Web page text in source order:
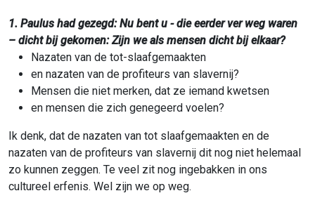
1. Paulus had gezegd: Nu bent u - die eerder ver weg waren
– dicht bij gekomen: Zijn we als mensen dicht bij elkaar?
Nazaten van de tot-slaafgemaakten
en nazaten van de profiteurs van slavernij?
Mensen die niet merken, dat ze iemand kwetsen
en mensen die zich genegeerd voelen?
Ik denk, dat de nazaten van tot slaafgemaakten en de
nazaten van de profiteurs van slavernij dit nog niet helemaal
zo kunnen zeggen. Te veel zit nog ingebakken in ons
cultureel erfenis. Wel zijn we op weg.